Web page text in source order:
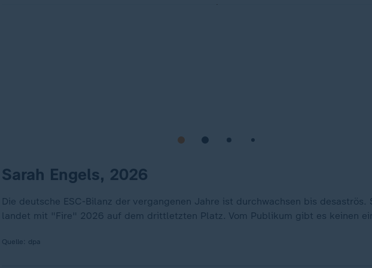
Sarah Engels, 2026
Die deutsche ESC-Bilanz der vergangenen Jahre ist durchwachsen bis desaströs.
landet mit "Fire" 2026 auf dem drittletzten Platz. Vom Publikum gibt es keinen
Quelle: dpa